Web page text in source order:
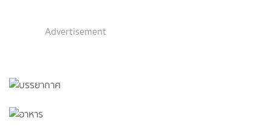
Advertisement